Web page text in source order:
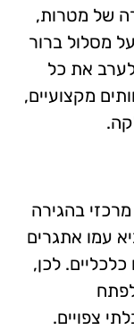
של מטרות,
מסלול ברור
את כל
מקצועיים,
בהגירה
עמו אתגרים
כלכליים. לכן,
צפויים.